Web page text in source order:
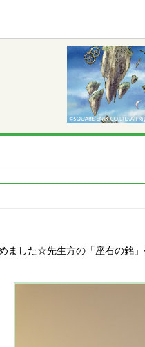
ました☆先生方の「座右の銘